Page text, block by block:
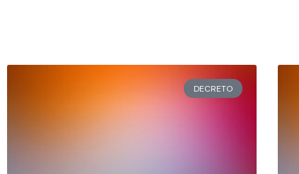
DECRETO